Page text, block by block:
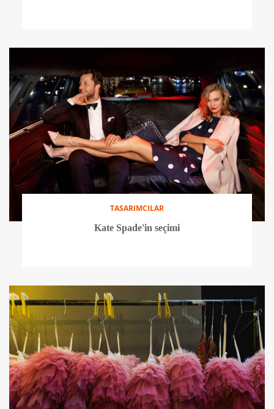
TASARIMCILAR
Kate Spade'in seçimi